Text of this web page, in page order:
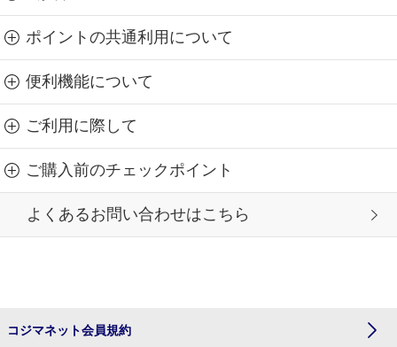
ポイントの共通利用について
便利機能について
ご利用に際して
ご購入前のチェックポイント
よくあるお問い合わせはこちら
コジマネット会員規約